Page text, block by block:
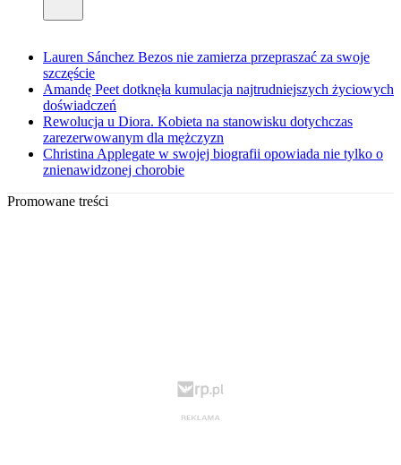
Lauren Sánchez Bezos nie zamierza przepraszać za swoje
szczęście
Amandę Peet dotknęła kumulacja najtrudniejszych życiowych
doświadczeń
Rewolucja u Diora. Kobieta na stanowisku dotychczas
zarezerwowanym dla mężczyzn
Christina Applegate w swojej biografii opowiada nie tylko o
znienawidzonej chorobie
Promowane treści